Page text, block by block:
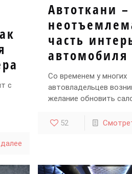
с
Автоткани –
часть
автомобиля
Со временем у многих
автовладельцев
желание обновить
52